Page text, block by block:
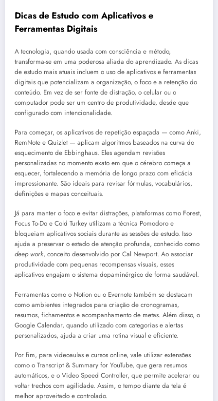
Dicas de Estudo com Aplicativos e
Ferramentas Digitais
A tecnologia, quando usada com consciência e método,
transforma-se em uma poderosa aliada do aprendizado. As dicas
de estudo mais atuais incluem o uso de aplicativos e ferramentas
digitais que potencializam a organização, o foco e a retenção do
conteúdo. Em vez de ser fonte de distração, o celular ou o
computador pode ser um centro de produtividade, desde que
configurado com intencionalidade.
Para começar, os aplicativos de repetição espaçada — como Anki,
RemNote e Quizlet — aplicam algoritmos baseados na curva do
esquecimento de Ebbinghaus. Eles agendam revisões
personalizadas no momento exato em que o cérebro começa a
esquecer, fortalecendo a memória de longo prazo com eficácia
impressionante. São ideais para revisar fórmulas, vocabulários,
definições e mapas conceituais.
Já para manter o foco e evitar distrações, plataformas como Forest,
Focus To-Do e Cold Turkey utilizam a técnica Pomodoro e
bloqueiam aplicativos sociais durante as sessões de estudo. Isso
ajuda a preservar o estado de atenção profunda, conhecido como
deep work, conceito desenvolvido por Cal Newport. Ao associar
produtividade com pequenas recompensas visuais, esses
aplicativos engajam o sistema dopaminérgico de forma saudável.
Ferramentas como o Notion ou o Evernote também se destacam
como ambientes integrados para criação de cronogramas,
resumos, fichamentos e acompanhamento de metas. Além disso, o
Google Calendar, quando utilizado com categorias e alertas
personalizados, ajuda a criar uma rotina visual e eficiente.
Por fim, para videoaulas e cursos online, vale utilizar extensões
como o Transcript & Summary for YouTube, que gera resumos
automáticos, e o Video Speed Controller, que permite acelerar ou
voltar trechos com agilidade. Assim, o tempo diante da tela é
melhor aproveitado e controlado.